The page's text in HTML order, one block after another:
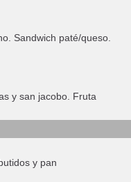
Sandwich paté/queso.
y san jacobo. Fruta
y pan